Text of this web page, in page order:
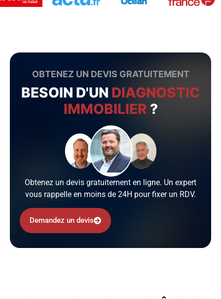
OBTENEZ UN DEVIS GRATUITEMENT
BESOIN D'UN DIAGNOSTIC
IMMOBILIER ?
Obtenez un devis gratuitement en ligne. Un expert
vous rappelle en moins de 24H pour fixer un RDV.
Demandez un devis